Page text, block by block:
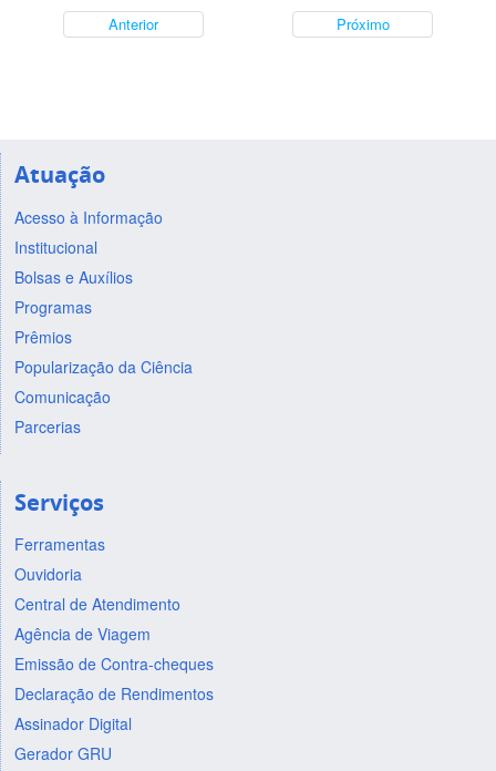
Anterior Próximo
Atuação
Acesso à Informação
Institucional
Bolsas e Auxílios
Programas
Prêmios
Popularização da Ciência
Comunicação
Parcerias
Serviços
Ferramentas
Ouvidoria
Central de Atendimento
Agência de Viagem
Emissão de Contra-cheques
Declaração de Rendimentos
Assinador Digital
Gerador GRU